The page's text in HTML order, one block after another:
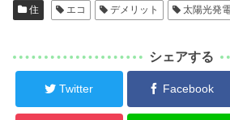
住 エコ デメリット 太陽光発
シェアする
Twitter Facebook